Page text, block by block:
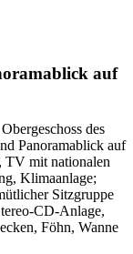
auf
des
Panoramablick auf
TV mit nationalen
Klimaanlage;
Sitzgruppe
CD-Anlage,
Föhn, Wanne